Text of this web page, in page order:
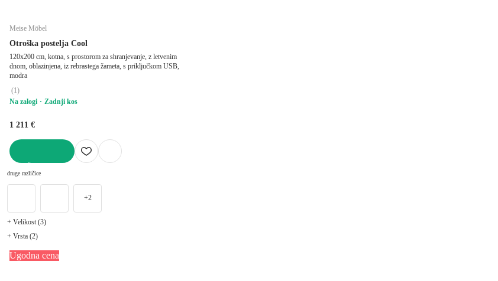
Meise Möbel
Otroška postelja Cool
120x200 cm, kotna, s prostorom za shranjevanje, z letvenim
dnom, oblazinjena, iz rebrastega žameta, s priključkom USB,
modra
(1)
Na zalogi
Zadnji kos
1 211 €
druge različice
+2
+ Velikost (3)
+ Vrsta (2)
Ugodna cena